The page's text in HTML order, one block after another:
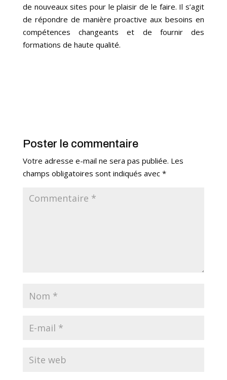
de nouveaux sites pour le plaisir de le faire. Il s’agit
de répondre de manière proactive aux besoins en
compétences changeants et de fournir des
formations de haute qualité.
Poster le commentaire
Votre adresse e-mail ne sera pas publiée. Les
champs obligatoires sont indiqués avec *